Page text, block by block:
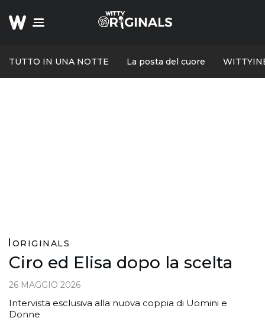
TUTTO IN UNA NOTTE La posta del cuore
ORIGINALS
Ciro ed Elisa dopo la scelta
26 MAGGIO 2026
Intervista esclusiva alla nuova coppia di Uomini e
Donne